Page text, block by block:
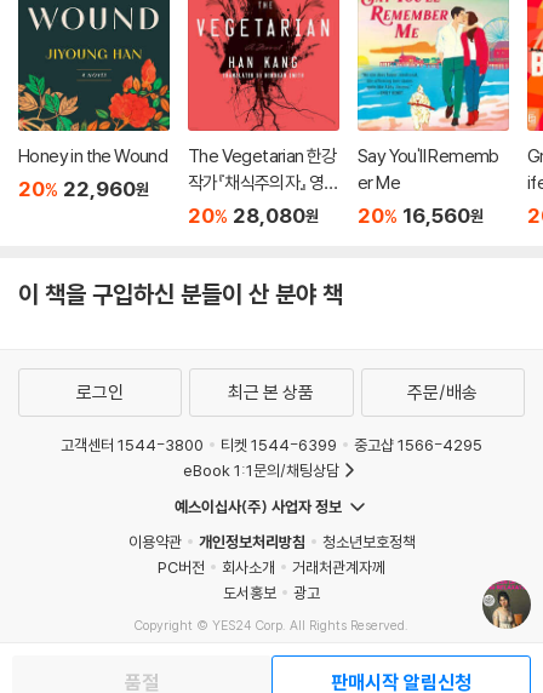
Honey in the Wound
20% 22,960원
The Vegetarian 한강
작가『채식주의자』 영문
판 (미국판)
20% 28,080원
Say You'll Rememb
er Me
20% 16,560원
이 책을 구입하신 분들이 산 분야 책
품절 판매시작 알림신청
로그인 최근 본 상품 주문/배송
고객센터 1544-3800 티켓 1544-6399
중고샵 1566-4295
eBook 1:1문의/채팅상담
예스이십사(주) 사업자 정보
이용약관
개인정보처리방침
청소년보호정책
PC버전
회사소개
거래처관계자께
도서홍보
광고
Copyright © YES24 Corp. All Rights Reserved.